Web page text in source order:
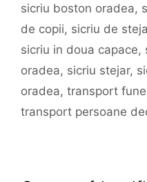
sicriu boston oradea,
de copii, sicriu de
sicriu in doua capace,
oradea, sicriu stejar,
oradea, transport
transport persoane